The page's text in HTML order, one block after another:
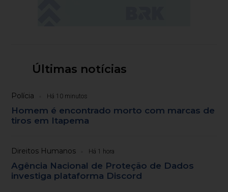
Últimas notícias
Polícia Há 10 minutos
Homem é encontrado morto com marcas de
tiros em Itapema
Direitos Humanos Há 1 hora
Agência Nacional de Proteção de Dados
investiga plataforma Discord